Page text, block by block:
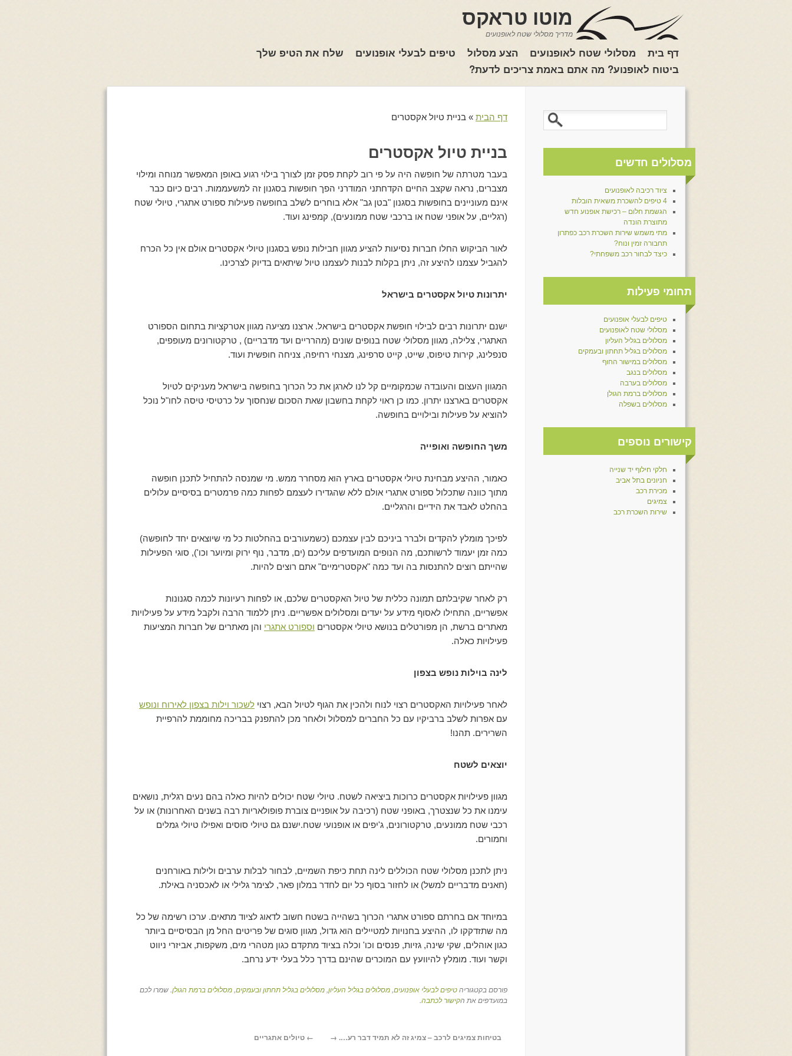
מוטו טראקס
מדריך מסלולי שטח לאופנועים
דף בית מסלולי שטח לאופנועים הצע מסלול טיפים לבעלי אופנועים
שלח את הטיפ שלך
ביטוח לאופנוע? מה אתם באמת צריכים לדעת?
דף הבית » בניית טיול אקסטרים
בניית טיול אקסטרים
בעבר מטרתה של חופשה היה על פי רוב לקחת פסק זמן לצורך בילוי רגוע באופן המאפשר מנוחה ומילוי
מצברים, נראה שקצב החיים הקדחתני המודרני הפך חופשות בסגנון זה למשעממות. רבים כיום כבר
אינם מעוניינים בחופשות בסגנון "בטן גב" אלא בוחרים לשלב בחופשה פעילות ספורט אתגרי, טיולי שטח
(רגליים, על אופני שטח או ברכבי שטח ממונעים), קמפינג ועוד.
לאור הביקוש החלו חברות נסיעות להציע מגוון חבילות נופש בסגנון טיולי אקסטרים אולם אין כל הכרח
להגביל עצמנו להיצע זה, ניתן בקלות לבנות לעצמנו טיול שיתאים בדיוק לצרכינו.
יתרונות טיול אקסטרים בישראל
ישנם יתרונות רבים לבילוי חופשת אקסטרים בישראל. ארצנו מציעה מגוון אטרקציות בתחום הספורט
האתגרי, צלילה, מגוון מסלולי שטח בנופים שונים (מהרריים ועד מדבריים) , טרקטורונים מעופפים,
סנפלינג, קירות טיפוס, שייט, קייט סרפינג, מצנחי רחיפה, צניחה חופשית ועוד.
המגוון העצום והעובדה שכמקומיים קל לנו לארגן את כל הכרוך בחופשה בישראל מעניקים לטיול
אקסטרים בארצנו יתרון. כמו כן ראוי לקחת בחשבון שאת הסכום שנחסוך על כרטיסי טיסה לחו"ל נוכל
להוציא על פעילות ובילויים בחופשה.
משך החופשה ואופייה
כאמור, ההיצע מבחינת טיולי אקסטרים בארץ הוא מסחרר ממש. מי שמנסה להתחיל לתכנן חופשה
מתוך כוונה שתכלול ספורט אתגרי אולם ללא שהגדירו לעצמם לפחות כמה פרמטרים בסיסיים עלולים
בהחלט לאבד את הידיים והרגליים.
לפיכך מומלץ להקדים ולברר ביניכם לבין עצמכם (כשמעורבים בהחלטות כל מי שיוצאים יחד לחופשה)
כמה זמן יעמוד לרשותכם, מה הנופים המועדפים עליכם (ים, מדבר, נוף ירוק ומיוער וכו'), סוגי הפעילות
שהייתם רוצים להתנסות בה ועד כמה "אקסטרימיים" אתם רוצים להיות.
רק לאחר שקיבלתם תמונה כללית של טיול האקסטרים שלכם, או לפחות רעיונות לכמה סגנונות
אפשריים, התחילו לאסוף מידע על יעדים ומסלולים אפשריים. ניתן ללמוד הרבה ולקבל מידע על פעילויות
מאתרים ברשת, הן מפורטלים בנושא טיולי אקסטרים וספורט אתגרי והן מאתרים של חברות המציעות
פעילויות כאלה.
לינה בוילות נופש בצפון
לאחר פעילויות האקסטרים רצוי לנוח ולהכין את הגוף לטיול הבא, רצוי לשכור וילות בצפון לאירוח ונופש
עם אפרות לשלב ברביקיו עם כל החברים למסלול ולאחר מכן להתפנק בבריכה מחוממת להרפיית
השרירים. תהנו!
יוצאים לשטח
מגוון פעילויות אקסטרים כרוכות ביציאה לשטח. טיולי שטח יכולים להיות כאלה בהם נעים רגלית, נושאים
עימנו את כל שנצטרך, באופני שטח (רכיבה על אופניים צוברת פופולאריות רבה בשנים האחרונות) או על
רכבי שטח ממונעים, טרקטורונים, ג'יפים או אופנועי שטח.ישנם גם טיולי סוסים ואפילו טיולי גמלים
וחמורים.
ניתן לתכנן מסלולי שטח הכוללים לינה תחת כיפת השמיים, לבחור לבלות ערבים ולילות באורחנים
(חאנים מדבריים למשל) או לחזור בסוף כל יום לחדר במלון פאר, לצימר גלילי או לאכסניה באילת.
במיוחד אם בחרתם ספורט אתגרי הכרוך בשהייה בשטח חשוב לדאוג לציוד מתאים. ערכו רשימה של כל
מה שתזדקקו לו, ההיצע בחנויות למטיילים הוא גדול, מגוון סוגים של פריטים החל מן הבסיסיים ביותר
כגון אוהלים, שקי שינה, גזיות, פנסים וכו' וכלה בציוד מתקדם כגון מטהרי מים, משקפות, אביזרי ניווט
וקשר ועוד. מומלץ להיוועץ עם המוכרים שהינם בדרך כלל בעלי ידע נרחב.
פורסם בקטגוריהטיפים לבעלי אופנועים, מסלולים בגליל העליון, מסלולים בגליל תחתון ובעמקים, מסלולים ברמת הגולן. שמרו לכם
במועדפים את הקישור לכתבה.
← טיולים אתגריים בטיחות צמיגים לרכב – צמיג זה לא תמיד דבר רע…. →
מסלולים חדשים
ציוד רכיבה לאופנועים
4 טיפים להשכרת משאית הובלות
הגשמת חלום – רכישת אופנוע חדש
מתוצרת הונדה
מתי משמש שירות השכרת רכב כפתרון
תחבורה זמין ונוח?
כיצד לבחור רכב משפחתי?
תחומי פעילות
טיפים לבעלי אופנועים
מסלולי שטח לאופנועים
מסלולים בגליל העליון
מסלולים בגליל תחתון ובעמקים
מסלולים במישור החוף
מסלולים בנגב
מסלולים בערבה
מסלולים ברמת הגולן
מסלולים בשפלה
קישורים נוספים
חלקי חילוף יד שנייה
חניונים בתל אביב
מכירת רכב
צמיגים
שירות השכרת רכב